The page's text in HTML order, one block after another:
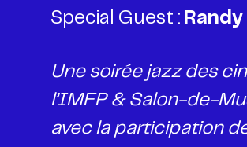
Special Guest :
Une soirée jazz des
l’IMFP & Salon-de-
avec la participation